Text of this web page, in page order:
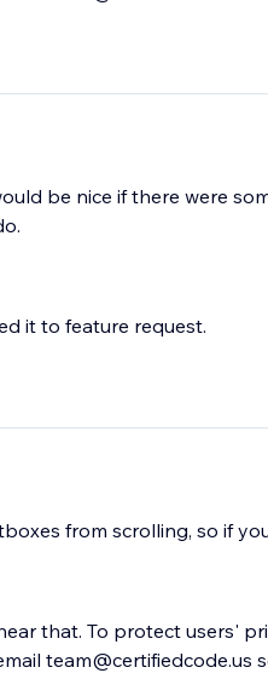
be nice if there were
it to feature request.
from scrolling, so if
that. To protect users'
team@certifiedcode.us